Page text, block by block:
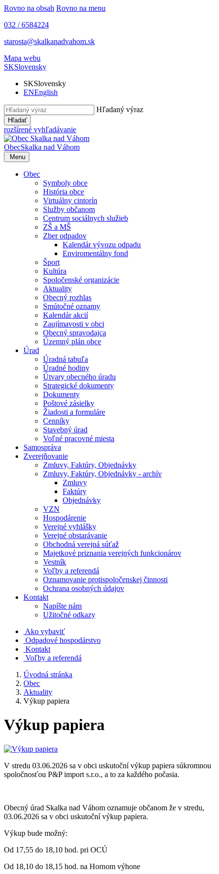
Rovno na obsah Rovno na menu
032 / 6584224
starosta@skalkanadvahom.sk
Mapa webu
SKSlovensky
SKSlovensky
ENEnglish
Hľadaný výraz
Hľadať
rozšírené vyhľadávanie
ObecSkalka nad Váhom
Menu
Obec
Symboly obce
História obce
Virtuálny cintorín
Služby občanom
Centrum sociálnych služieb
ZŠ a MŠ
Zber odpadov
Kalendár vývozu odpadu
Enviromentálny fond
Šport
Kultúra
Spoločenské organizácie
Aktuality
Obecný rozhlas
Smútočné oznamy
Kalendár akcií
Zaujímavosti v obci
Obecný spravodajca
Územný plán obce
Úrad
Úradná tabuľa
Úradné hodiny
Útvary obecného úradu
Strategické dokumenty
Dokumenty
Poštové zásielky
Žiadosti a formuláre
Cenníky
Stavebný úrad
Voľné pracovné miesta
Samospráva
Zverejňovanie
Zmluvy, Faktúry, Objednávky
Zmluvy, Faktúry, Objednávky - archív
Zmluvy
Faktúry
Objednávky
VZN
Hospodárenie
Verejné vyhlášky
Verejné obstarávanie
Obchodná verejná súťaž
Majetkové priznania verejných funkcionárov
Vestník
Voľby a referendá
Oznamovanie protispoločenskej činnosti
Ochrana osobných údajov
Kontakt
Napíšte nám
Užitočné odkazy
Ako vybaviť
Odpadové hospodárstvo
Kontakt
Voľby a referendá
Úvodná stránka
Obec
Aktuality
Výkup papiera
Výkup papiera
V stredu 03.06.2026 sa v obci uskutoční výkup papiera súkromnou
spoločnosťou P&P import s.r.o., a to za každého počasia.
Obecný úrad Skalka nad Váhom oznamuje občanom že v stredu,
03.06.2026 sa v obci uskutoční výkup papiera.
Výkup bude možný:
Od 17,55 do 18,10 hod. pri OCÚ
Od 18,10 do 18,15 hod. na Hornom výhone